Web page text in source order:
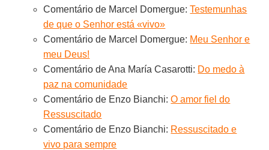
Comentário de Marcel Domergue:Testemunhas
de que o Senhor está «vivo»
Comentário de Marcel Domergue: Meu Senhor e
meu Deus!
Comentário de Ana María Casarotti: Do medo à
paz na comunidade
Comentário de Enzo Bianchi:O amor fiel do
Ressuscitado
Comentário de Enzo Bianchi: Ressuscitado e
vivo para sempre